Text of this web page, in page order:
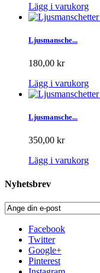
Lägg i varukorg
Ljusmansche...
180,00 kr
Lägg i varukorg
Ljusmansche...
350,00 kr
Lägg i varukorg
Nyhetsbrev
Facebook
Twitter
Google+
Pinterest